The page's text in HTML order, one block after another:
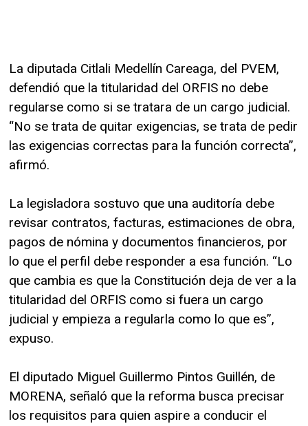
La diputada Citlali Medellín Careaga, del PVEM,
defendió que la titularidad del ORFIS no debe
regularse como si se tratara de un cargo judicial.
“No se trata de quitar exigencias, se trata de pedir
las exigencias correctas para la función correcta”,
afirmó.
La legisladora sostuvo que una auditoría debe
revisar contratos, facturas, estimaciones de obra,
pagos de nómina y documentos financieros, por
lo que el perfil debe responder a esa función. “Lo
que cambia es que la Constitución deja de ver a la
titularidad del ORFIS como si fuera un cargo
judicial y empieza a regularla como lo que es”,
expuso.
El diputado Miguel Guillermo Pintos Guillén, de
MORENA, señaló que la reforma busca precisar
los requisitos para quien aspire a conducir el